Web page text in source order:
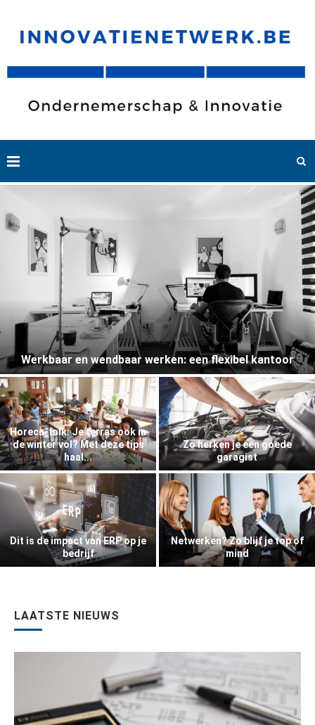
Werkbaar en wendbaar werken: een flexibel kantoor
Horeca-talk: Je terras ook in
de winter vol? Met deze tips
haal...
Zo herken je een goede
garagist
Dit is de impact van ERP op je
bedrijf
Netwerken? Zo blijf je top of
mind
LAATSTE NIEUWS